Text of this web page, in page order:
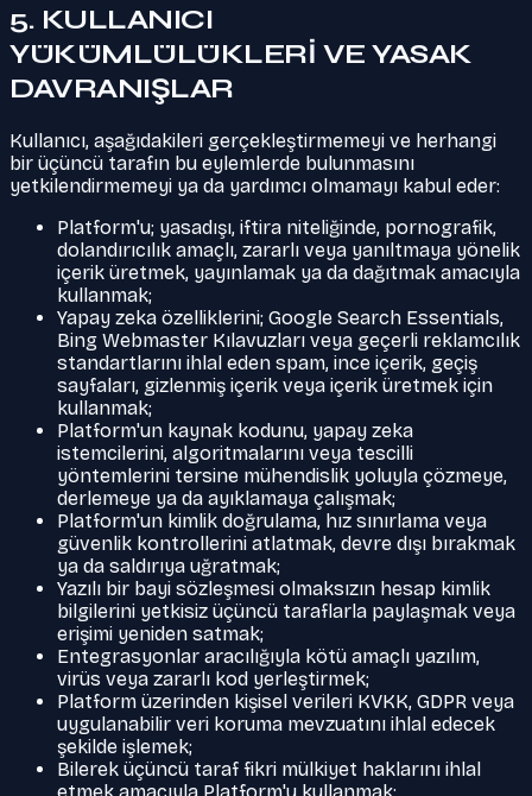
5. KULLANICI
YÜKÜMLÜLÜKLERİ VE YASAK
DAVRANIŞLAR
Kullanıcı, aşağıdakileri gerçekleştirmemeyi ve herhangi
bir üçüncü tarafın bu eylemlerde bulunmasını
yetkilendirmemeyi ya da yardımcı olmamayı kabul eder:
Platform'u; yasadışı, iftira niteliğinde, pornografik,
dolandırıcılık amaçlı, zararlı veya yanıltmaya yönelik
içerik üretmek, yayınlamak ya da dağıtmak amacıyla
kullanmak;
Yapay zeka özelliklerini; Google Search Essentials,
Bing Webmaster Kılavuzları veya geçerli reklamcılık
standartlarını ihlal eden spam, ince içerik, geçiş
sayfaları, gizlenmiş içerik veya içerik üretmek için
kullanmak;
Platform'un kaynak kodunu, yapay zeka
istemcilerini, algoritmalarını veya tescilli
yöntemlerini tersine mühendislik yoluyla çözmeye,
derlemeye ya da ayıklamaya çalışmak;
Platform'un kimlik doğrulama, hız sınırlama veya
güvenlik kontrollerini atlatmak, devre dışı bırakmak
ya da saldırıya uğratmak;
Yazılı bir bayi sözleşmesi olmaksızın hesap kimlik
bilgilerini yetkisiz üçüncü taraflarla paylaşmak veya
erişimi yeniden satmak;
Entegrasyonlar aracılığıyla kötü amaçlı yazılım,
virüs veya zararlı kod yerleştirmek;
Platform üzerinden kişisel verileri KVKK, GDPR veya
uygulanabilir veri koruma mevzuatını ihlal edecek
şekilde işlemek;
Bilerek üçüncü taraf fikri mülkiyet haklarını ihlal
etmek amacıyla Platform'u kullanmak;